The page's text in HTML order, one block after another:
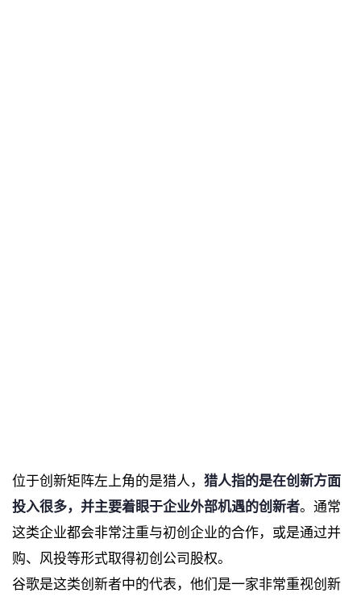
位于创新矩阵左上角的是猎人， 猎人指的是在创新方面
投入很多，并主要着眼于企业外部机遇的创新者。通常
这类企业都会非常注重与初创企业的合作，或是通过并
购、风投等形式取得初创公司股权。
谷歌是这类创新者中的代表，他们是一家非常重视创新